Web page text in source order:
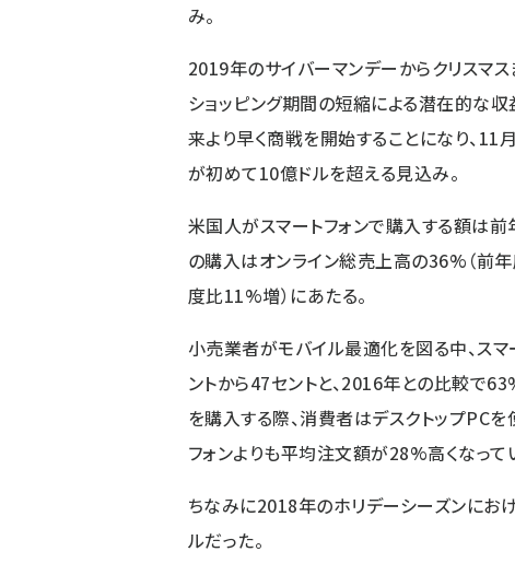
み。
2019年のサイバーマンデーからクリスマ
ショッピング期間の短縮による潜在的な
来より早く商戦を開始することになり、
が初めて10億ドルを超える見込み。
米国人がスマートフォンで購入する額は前
の購入はオンライン総売上高の36%（前
度比11%増）にあたる。
小売業者がモバイル最適化を図る中、ス
ントから47セントと、2016年との比較で
を購入する際、消費者はデスクトップPC
フォンよりも平均注文額が28%高くなって
ちなみに2018年のホリデーシーズンにお
ルだった。